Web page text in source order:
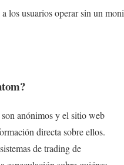
los usuarios operar sin un
anónimos y el sitio web
directa sobre ellos.
de trading de